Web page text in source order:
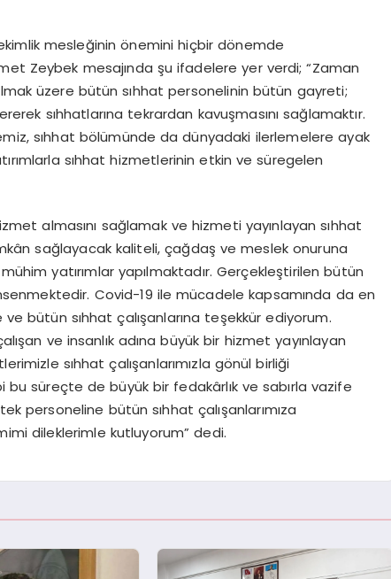
mesleğinin önemini hiçbir dönemde
Zeybek mesajında şu ifadelere yer verdi; “Zaman
üzere bütün sıhhat personelinin bütün gayreti;
sıhhatlarına tekrardan kavuşmasını sağlamaktır.
sıhhat bölümünde da dünyadaki ilerlemelere ayak
sıhhat hizmetlerinin etkin ve süregelen
almasını sağlamak ve hizmeti yayınlayan sıhhat
sağlayacak kaliteli, çağdaş ve meslek onuruna
yatırımlar yapılmaktadır. Gerçekleştirilen bütün
Covid-19 ile mücadele kapsamında da en
bütün sıhhat çalışanlarına teşekkür ediyorum.
ve insanlık adına büyük bir hizmet yayınlayan
sıhhat çalışanlarımızla gönül birliği
süreçte de büyük bir fedakârlık ve sabırla vazife
personeline bütün sıhhat çalışanlarımıza
dileklerimle kutluyorum” dedi.